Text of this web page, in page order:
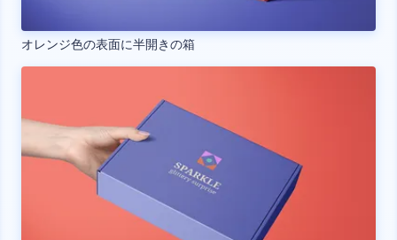
オレンジ色の表面に半開きの箱